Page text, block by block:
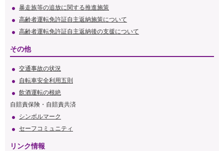
暴走族等の追放に関する推進施策
高齢者運転免許証自主返納施策について
高齢者運転免許証自主返納後の支援について
その他
交通事故の状況
自転車安全利用五則
飲酒運転の根絶
自賠責保険・自賠責共済
シンボルマーク
セーフコミュニティ
リンク情報